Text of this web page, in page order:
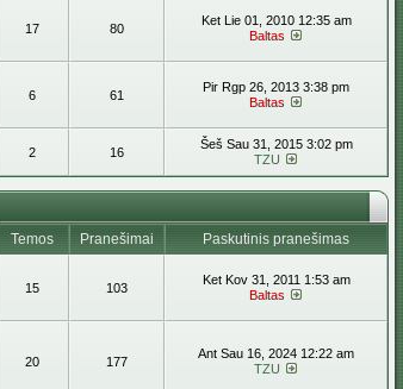
17 80
Ket Lie 01, 2010 12:35 am
Baltas
6 61
Pir Rgp 26, 2013 3:38 pm
Baltas
2 16
Šeš Sau 31, 2015 3:02 pm
TZU
Temos Pranešimai
Paskutinis pranešimas
15 103
Ket Kov 31, 2011 1:53 am
Baltas
20 177
Ant Sau 16, 2024 12:22 am
TZU